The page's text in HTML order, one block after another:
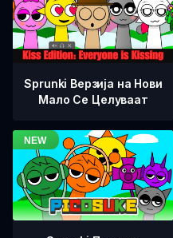
Sprunki Верзија на Нови
Мало Се Целуваат